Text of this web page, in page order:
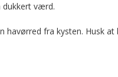
dukkert værd.
havørred fra kysten. Husk